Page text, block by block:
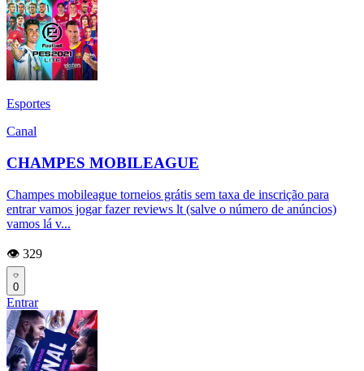
Esportes
Canal
CHAMPES MOBILEAGUE
Champes mobileague torneios grátis sem taxa de inscrição para
entrar vamos jogar fazer reviews lt (salve o número de anúncios)
vamos lá v...
👁️ 329
0
Entrar